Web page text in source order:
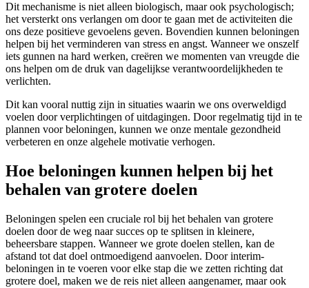
Dit mechanisme is niet alleen biologisch, maar ook psychologisch;
het versterkt ons verlangen om door te gaan met de activiteiten die
ons deze positieve gevoelens geven. Bovendien kunnen beloningen
helpen bij het verminderen van stress en angst. Wanneer we onszelf
iets gunnen na hard werken, creëren we momenten van vreugde die
ons helpen om de druk van dagelijkse verantwoordelijkheden te
verlichten.
Dit kan vooral nuttig zijn in situaties waarin we ons overweldigd
voelen door verplichtingen of uitdagingen. Door regelmatig tijd in te
plannen voor beloningen, kunnen we onze mentale gezondheid
verbeteren en onze algehele motivatie verhogen.
Hoe beloningen kunnen helpen bij het
behalen van grotere doelen
Beloningen spelen een cruciale rol bij het behalen van grotere
doelen door de weg naar succes op te splitsen in kleinere,
beheersbare stappen. Wanneer we grote doelen stellen, kan de
afstand tot dat doel ontmoedigend aanvoelen. Door interim-
beloningen in te voeren voor elke stap die we zetten richting dat
grotere doel, maken we de reis niet alleen aangenamer, maar ook